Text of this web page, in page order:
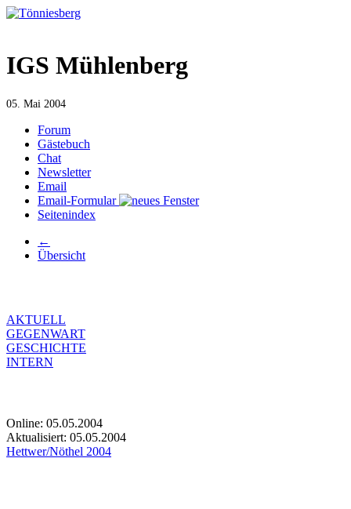
IGS Mühlenberg
05. Mai 2004
Forum
Gästebuch
Chat
Newsletter
Email
Email-Formular
Seitenindex
←
Übersicht
AKTUELL
GEGENWART
GESCHICHTE
INTERN
Online: 05.05.2004
Aktualisiert: 05.05.2004
Hettwer/Nöthel 2004